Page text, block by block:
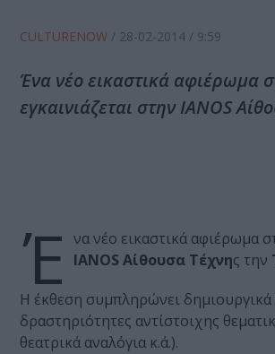
CULTURENOW / 28-02-2014 / 9:59
Ένα νέο εικαστικά αφιέρωμα
εγκαινιάζεται στην IANOS
Έ να νέο εικαστικά αφιέρωμα
IANOS Αίθουσα Τέχνης την
Η έκθεση συμπληρώνει
δραστηριότητες αντίστοιχης
θεατρικά αναλόγια κ.ά.).